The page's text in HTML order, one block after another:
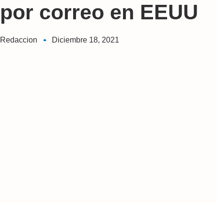
por correo en EEUU
Redaccion Diciembre 18, 2021